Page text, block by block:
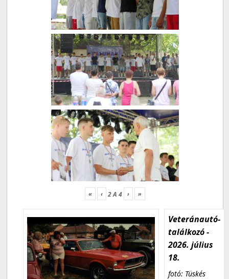
« ‹ 2A 4 › »
Veteránautó-
találkozó -
2026. július
18.
fotó: Tüskés